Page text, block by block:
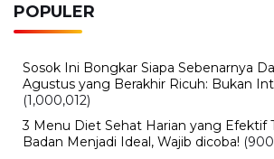
POPULER
Sosok Ini Bongkar Siapa Sebenarnya
Agustus yang Berakhir Ricuh: Bukan
(1,000,012)
3 Menu Diet Sehat Harian yang Efektif
Badan Menjadi Ideal, Wajib dicoba!